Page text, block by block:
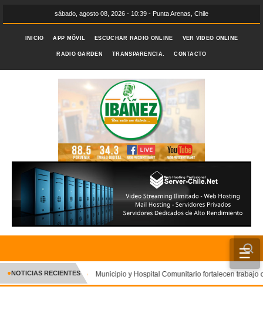
sábado, agosto 08, 2026 - 10:39 - Punta Arenas, Chile
INICIO APP MÓVIL ESCUCHAR RADIO ONLINE VER VIDEO ONLINE
RADIO GARDEN TRANSPARENCIA. CONTACTO
☰
INICIO
CRÓNICA
●NOTICIAS RECIENTES Municipio y Hospital Comunitario fortalecen trabajo